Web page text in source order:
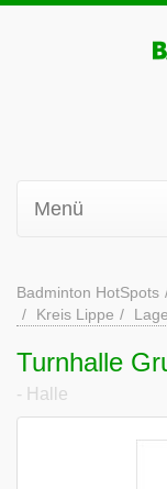
Menü
Badminton HotSpots
Kreis Lippe
Lage
Turnhalle
- Halle